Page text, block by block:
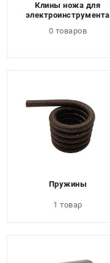
Клины ножа для
электроинструмента
0 товаров
Пружины
1 товар